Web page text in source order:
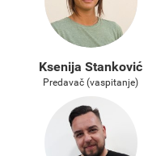
Ksenija Stanković
Predavač (vaspitanje)